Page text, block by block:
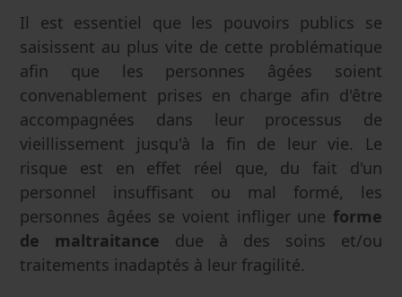
Il est essentiel que les pouvoirs publics se
saisissent au plus vite de cette problématique
afin que les personnes âgées soient
convenablement prises en charge afin d'être
accompagnées dans leur processus de
vieillissement jusqu'à la fin de leur vie. Le
risque est en effet réel que, du fait d'un
personnel insuffisant ou mal formé, les
personnes âgées se voient infliger une forme
de maltraitance due à des soins et/ou
traitements inadaptés à leur fragilité.